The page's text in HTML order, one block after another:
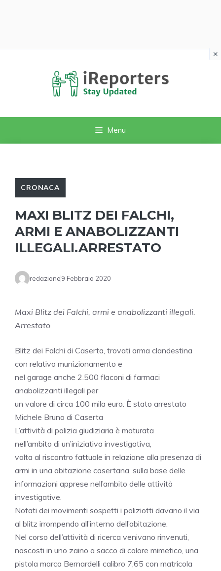
Menu
CRONACA
MAXI BLITZ DEI FALCHI,
ARMI E ANABOLIZZANTI
ILLEGALI.ARRESTATO
redazione9 Febbraio 2020
Maxi Blitz dei Falchi, armi e anabolizzanti illegali.
Arrestato
Blitz dei Falchi di Caserta, trovati arma clandestina
con relativo munizionamento e
nel garage anche 2.500 flaconi di farmaci
anabolizzanti illegali per
un valore di circa 100 mila euro. È stato arrestato
Michele Bruno di Caserta
L’attività di polizia giudiziaria è maturata
nell’ambito di un’iniziativa investigativa,
volta al riscontro fattuale in relazione alla presenza di
armi in una abitazione casertana, sulla base delle
informazioni apprese nell’ambito delle attività
investigative.
Notati dei movimenti sospetti i poliziotti davano il via
al blitz irrompendo all’interno dell’abitazione.
Nel corso dell’attività di ricerca venivano rinvenuti,
nascosti in uno zaino a sacco di colore mimetico, una
pistola marca Bernardelli calibro 7,65 con matricola
×